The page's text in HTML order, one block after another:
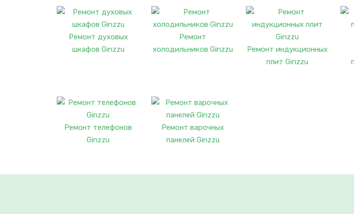
Ремонт духовых
шкафов Ginzzu
Ремонт
холодильников Ginzzu
Ремонт индукционных
плит Ginzzu
Ремонт телефонов
Ginzzu
Ремонт варочных
панелей Ginzzu